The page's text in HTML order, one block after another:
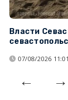
Власти
07/08/2026